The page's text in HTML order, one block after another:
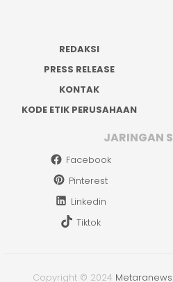
REDAKSI
PRESS RELEASE
KONTAK
KODE ETIK PERUSAHAAN
JARINGAN
Facebook
Pinterest
Linkedin
Tiktok
Copyright © 2024